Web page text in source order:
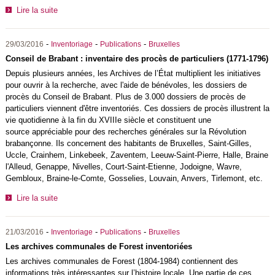
Lire la suite
29/03/2016 - Inventoriage - Publications- Bruxelles
Conseil de Brabant : inventaire des procès de particuliers (1771-1796)
Depuis plusieurs années, les Archives de l’État multiplient les initiatives
pour ouvrir à la recherche, avec l'aide de bénévoles, les dossiers de
procès du Conseil de Brabant. Plus de 3.000 dossiers de procès de
particuliers viennent d'être inventoriés. Ces dossiers de procès illustrent la
vie quotidienne à la fin du XVIIIe siècle et constituent une
source appréciable pour des recherches générales sur la Révolution
brabançonne. Ils concernent des habitants de Bruxelles, Saint-Gilles,
Uccle, Crainhem, Linkebeek, Zaventem, Leeuw-Saint-Pierre, Halle, Braine
l'Alleud, Genappe, Nivelles, Court-Saint-Etienne, Jodoigne, Wavre,
Gembloux, Braine-le-Comte, Gosselies, Louvain, Anvers, Tirlemont, etc.
Lire la suite
21/03/2016 - Inventoriage - Publications- Bruxelles
Les archives communales de Forest inventoriées
Les archives communales de Forest (1804-1984) contiennent des
informations très intéressantes sur l’histoire locale. Une partie de ces